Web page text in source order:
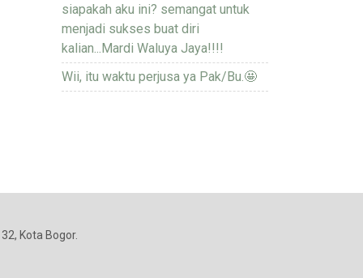
siapakah aku ini? semangat untuk
menjadi sukses buat diri
kalian...Mardi Waluya Jaya!!!!
Wii, itu waktu perjusa ya Pak/Bu.🤩
Kota Bogor.